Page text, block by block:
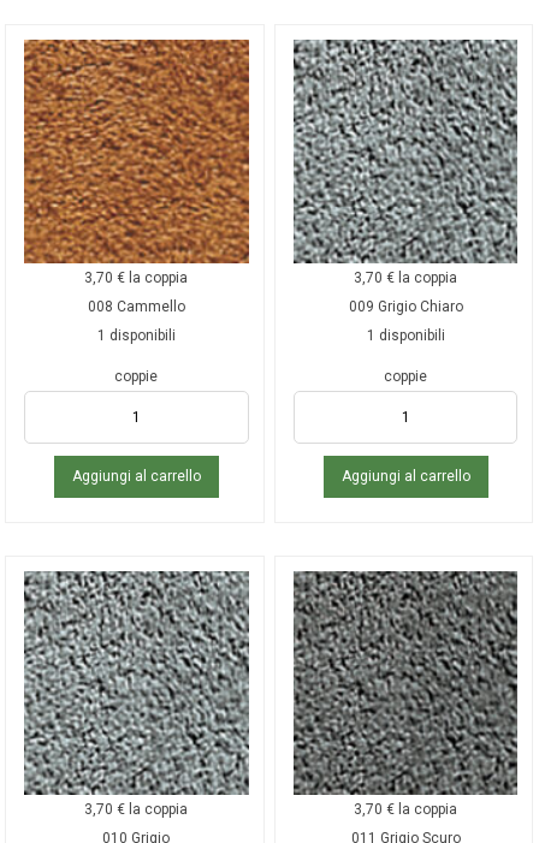
3,70€ la coppia
008 Cammello
1 disponibili
coppie
Aggiungi al carrello
3,70€ la coppia
009 Grigio Chiaro
1 disponibili
coppie
Aggiungi al carrello
3,70€ la coppia
010 Grigio
3,70€ la coppia
011 Grigio Scuro